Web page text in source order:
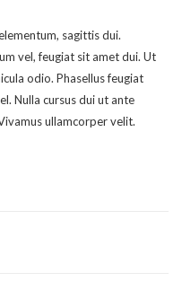
sagittis dui.
vel, feugiat sit amet dui. Ut
odio. Phasellus feugiat
Nulla cursus dui ut ante
ullamcorper velit.